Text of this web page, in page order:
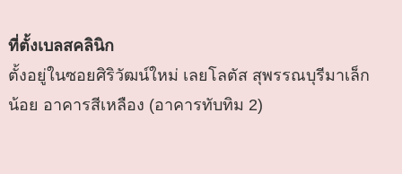
ที่ตั้งเบลสคลินิก
ตั้งอยู่ในซอยศิริวัฒน์ใหม่ เลยโลตัส สุพรรณบุรีมาเล็ก
น้อย อาคารสีเหลือง (อาคารทับทิม 2)